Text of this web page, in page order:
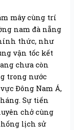
mây cùng trí
nam đà nẵng
thức, như
vận tốc kết
chưa còn
trong nước
Đông Nam Á,
Sự tiến
chở cùng
lịch sử